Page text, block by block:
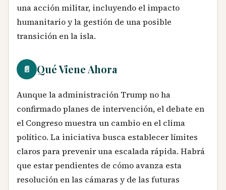
una acción militar, incluyendo el impacto
humanitario y la gestión de una posible
transición en la isla.
📄 Qué Viene Ahora
Aunque la administración Trump no ha
confirmado planes de intervención, el debate en
el Congreso muestra un cambio en el clima
político. La iniciativa busca establecer límites
claros para prevenir una escalada rápida. Habrá
que estar pendientes de cómo avanza esta
resolución en las cámaras y de las futuras